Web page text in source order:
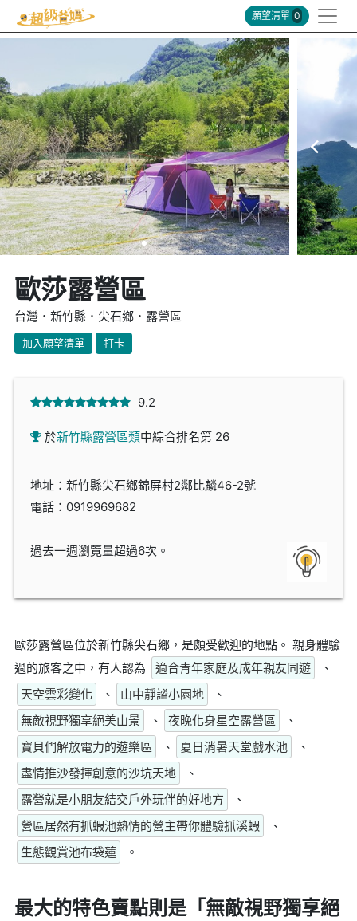
願望清單 0
歐莎露營區
台灣．新竹縣．尖石鄉．露營區
加入願望清單 打卡
9.2
於新竹縣露營區類中綜合排名第 26
地址：新竹縣尖石鄉錦屏村2鄰比麟46-2號
電話： 0919969682
過去一週瀏覽量超過6次。
歐莎露營區位於新竹縣尖石鄉，是頗受歡迎的地點。 親身體驗
過的旅客之中，有人認為
適合青年家庭及成年親友同遊
、
天空雲彩變化
、 山中靜謐小園地
、
無敵視野獨享絕美山景
、 夜晚化身星空露營區
、
寶貝們解放電力的遊樂區
、 夏日消暑天堂戲水池
、
盡情推沙發揮創意的沙坑天地
、
露營就是小朋友結交戶外玩伴的好地方
、
營區居然有抓蝦池熱情的營主帶你體驗抓溪蝦
、
生態觀賞池布袋蓮
。
最大的特色賣點則是「無敵視野獨享絕